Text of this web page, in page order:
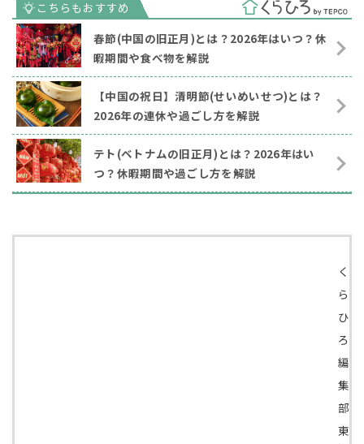
春節(中国の旧正月)とは？2026年はいつ？休
暇期間や食べ物を解説
【中国の祝日】清明節(せいめいせつ)とは？
2026年の連休や過ごし方を解説
テト(ベトナムの旧正月)とは？2026年はい
つ？休暇期間や過ごし方を解説
く
ら
ひ
ろ
編
集
部
東